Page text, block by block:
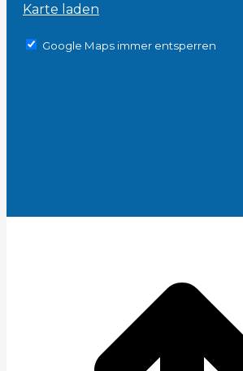
Karte laden
Google Maps immer entsperren